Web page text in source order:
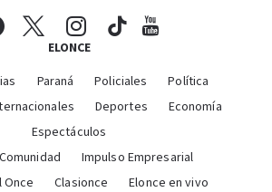
ELONCE
Paraná Policiales
Política
Deportes
Economía
Espectáculos
Impulso Empresarial
Once
Clasionce Elonce en vivo